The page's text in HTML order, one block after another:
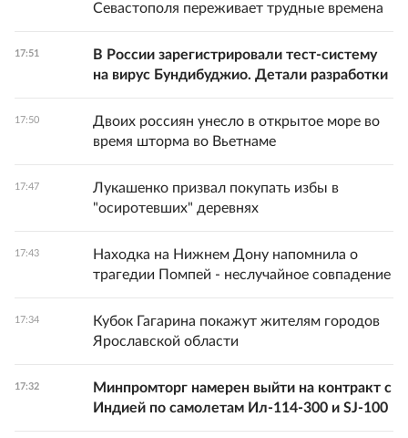
Севастополя переживает трудные времена
17:51
В России зарегистрировали тест-систему
на вирус Бундибуджио. Детали разработки
17:50
Двоих россиян унесло в открытое море во
время шторма во Вьетнаме
17:47
Лукашенко призвал покупать избы в
"осиротевших" деревнях
17:43
Находка на Нижнем Дону напомнила о
трагедии Помпей - неслучайное совпадение
17:34
Кубок Гагарина покажут жителям городов
Ярославской области
17:32
Минпромторг намерен выйти на контракт с
Индией по самолетам Ил-114-300 и SJ-100